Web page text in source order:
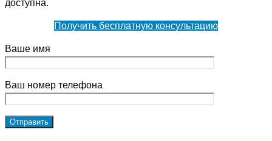
доступна.
Получить бесплатную консультацию
Ваше имя
Ваш номер телефона